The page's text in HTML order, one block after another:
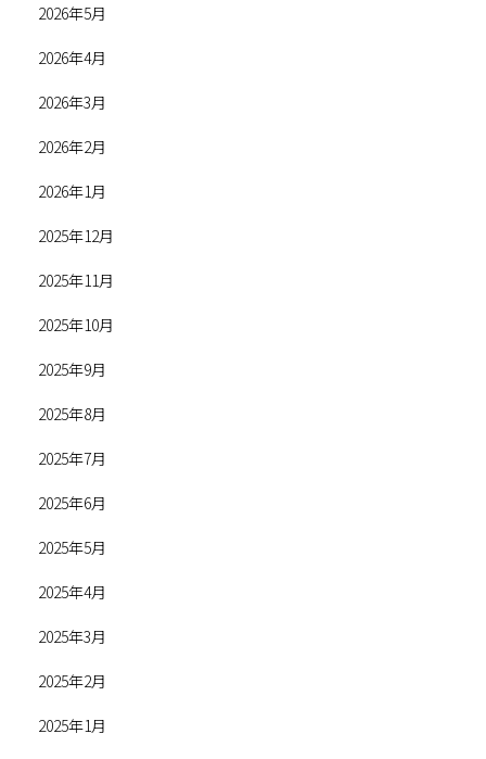
2026年5月
2026年4月
2026年3月
2026年2月
2026年1月
2025年12月
2025年11月
2025年10月
2025年9月
2025年8月
2025年7月
2025年6月
2025年5月
2025年4月
2025年3月
2025年2月
2025年1月